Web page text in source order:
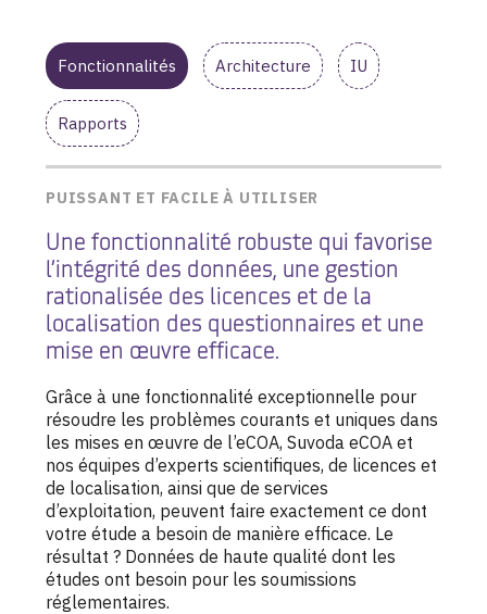
Fonctionnalités Architecture IU
Rapports
PUISSANT ET FACILE À UTILISER
Une fonctionnalité robuste qui favorise
l’intégrité des données, une gestion
rationalisée des licences et de la
localisation des questionnaires et une
mise en œuvre efficace.
Grâce à une fonctionnalité exceptionnelle pour
résoudre les problèmes courants et uniques dans
les mises en œuvre de l’eCOA, Suvoda eCOA et
nos équipes d’experts scientifiques, de licences et
de localisation, ainsi que de services
d’exploitation, peuvent faire exactement ce dont
votre étude a besoin de manière efficace. Le
résultat ? Données de haute qualité dont les
études ont besoin pour les soumissions
réglementaires.